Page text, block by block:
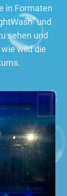
in Formaten
und
sehen und
wild die